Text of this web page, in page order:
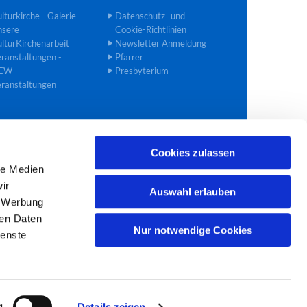
Medien
Daten
Cookies zulassen
Auswahl erlauben
Nur notwendige Cookies
- Galerie
-
Datenschutz- und
Cookie-Richtlinien
Newsletter Anmeldung
Pfarrer
Presbyterium
bedburg@ekir.de